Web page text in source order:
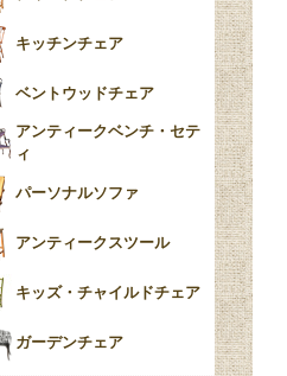
ー
ミラー
花瓶おしゃれ
陶器の人形
キャンドルホルダー
トライポッド
バラスター
陶磁器の模様一覧
イマリ（IMARI）
ブルー＆ホワイト
キッチンチェア
ベントウッドチェア
アンティークベンチ・セテ
ィ
パーソナルソファ
アンティークスツール
キッズ・チャイルドチェア
ガーデンチェア